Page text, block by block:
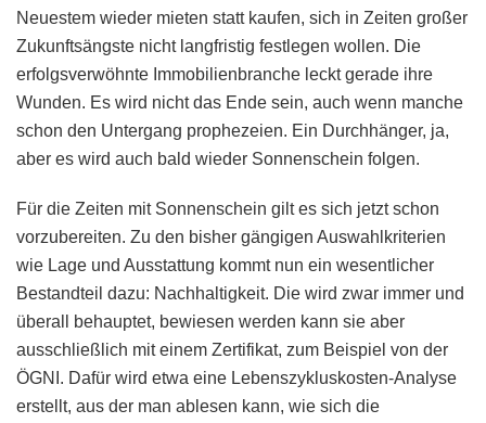
Neuestem wieder mieten statt kaufen, sich in Zeiten großer
Zukunftsängste nicht langfristig festlegen wollen. Die
erfolgsverwöhnte Immobilienbranche leckt gerade ihre
Wunden. Es wird nicht das Ende sein, auch wenn manche
schon den Untergang prophezeien. Ein Durchhänger, ja,
aber es wird auch bald wieder Sonnenschein folgen.
Für die Zeiten mit Sonnenschein gilt es sich jetzt schon
vorzubereiten. Zu den bisher gängigen Auswahlkriterien
wie Lage und Ausstattung kommt nun ein wesentlicher
Bestandteil dazu: Nachhaltigkeit. Die wird zwar immer und
überall behauptet, bewiesen werden kann sie aber
ausschließlich mit einem Zertifikat, zum Beispiel von der
ÖGNI. Dafür wird etwa eine Lebenszykluskosten-Analyse
erstellt, aus der man ablesen kann, wie sich die